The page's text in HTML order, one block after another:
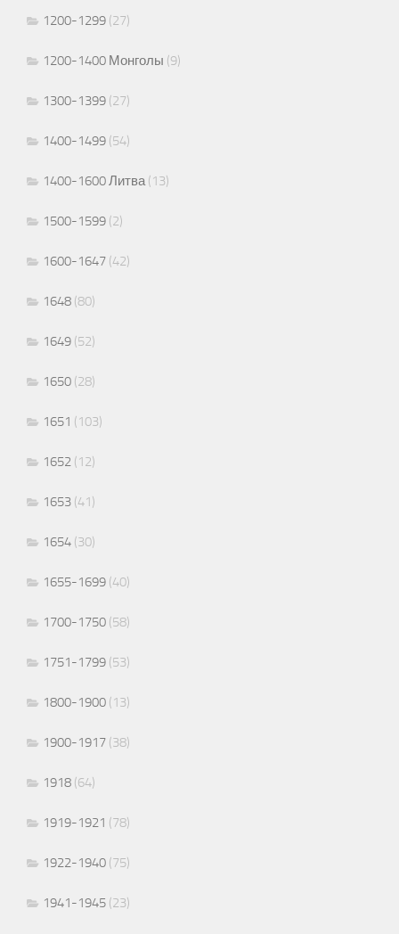
1200-1299 (27)
1200-1400 Монголы (9)
1300-1399 (27)
1400-1499 (54)
1400-1600 Литва(13)
1500-1599 (2)
1600-1647 (42)
1648 (80)
1649 (52)
1650 (28)
1651 (103)
1652 (12)
1653 (41)
1654 (30)
1655-1699 (40)
1700-1750 (58)
1751-1799 (53)
1800-1900 (13)
1900-1917 (38)
1918 (64)
1919-1921 (78)
1922-1940 (75)
1941-1945 (23)